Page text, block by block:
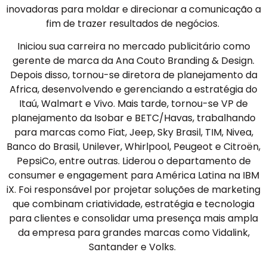
inovadoras para moldar e direcionar a comunicação a
fim de trazer resultados de negócios.
Iniciou sua carreira no mercado publicitário como
gerente de marca da Ana Couto Branding & Design.
Depois disso, tornou-se diretora de planejamento da
Africa, desenvolvendo e gerenciando a estratégia do
Itaú, Walmart e Vivo. Mais tarde, tornou-se VP de
planejamento da Isobar e BETC/Havas, trabalhando
para marcas como Fiat, Jeep, Sky Brasil, TIM, Nivea,
Banco do Brasil, Unilever, Whirlpool, Peugeot e Citroën,
PepsiCo, entre outras. Liderou o departamento de
consumer e engagement para América Latina na IBM
iX. Foi responsável por projetar soluções de marketing
que combinam criatividade, estratégia e tecnologia
para clientes e consolidar uma presença mais ampla
da empresa para grandes marcas como Vidalink,
Santander e Volks.